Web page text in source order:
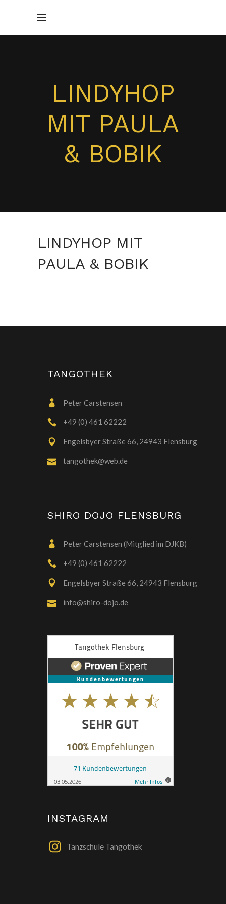
LINDYHOP
MIT PAULA
& BOBIK
LINDYHOP MIT
PAULA & BOBIK
TANGOTHEK
Peter Carstensen
+49 (0) 461 62222
Engelsbyer Straße 66, 24943 Flensburg
tangothek@web.de
SHIRO DOJO FLENSBURG
Peter Carstensen (Mitglied im DJKB)
+49 (0) 461 62222
Engelsbyer Straße 66, 24943 Flensburg
info@shiro-dojo.de
INSTAGRAM
Tanzschule Tangothek